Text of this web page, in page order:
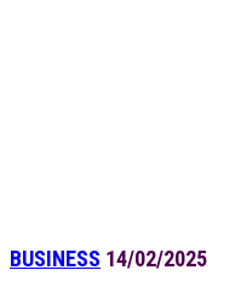
BUSINESS 14/02/2025